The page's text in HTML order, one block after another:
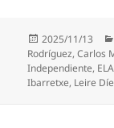
Publicado
el
2025/11/13
Rodríguez,Carlos
Independiente, ELA
Ibarretxe, Leire